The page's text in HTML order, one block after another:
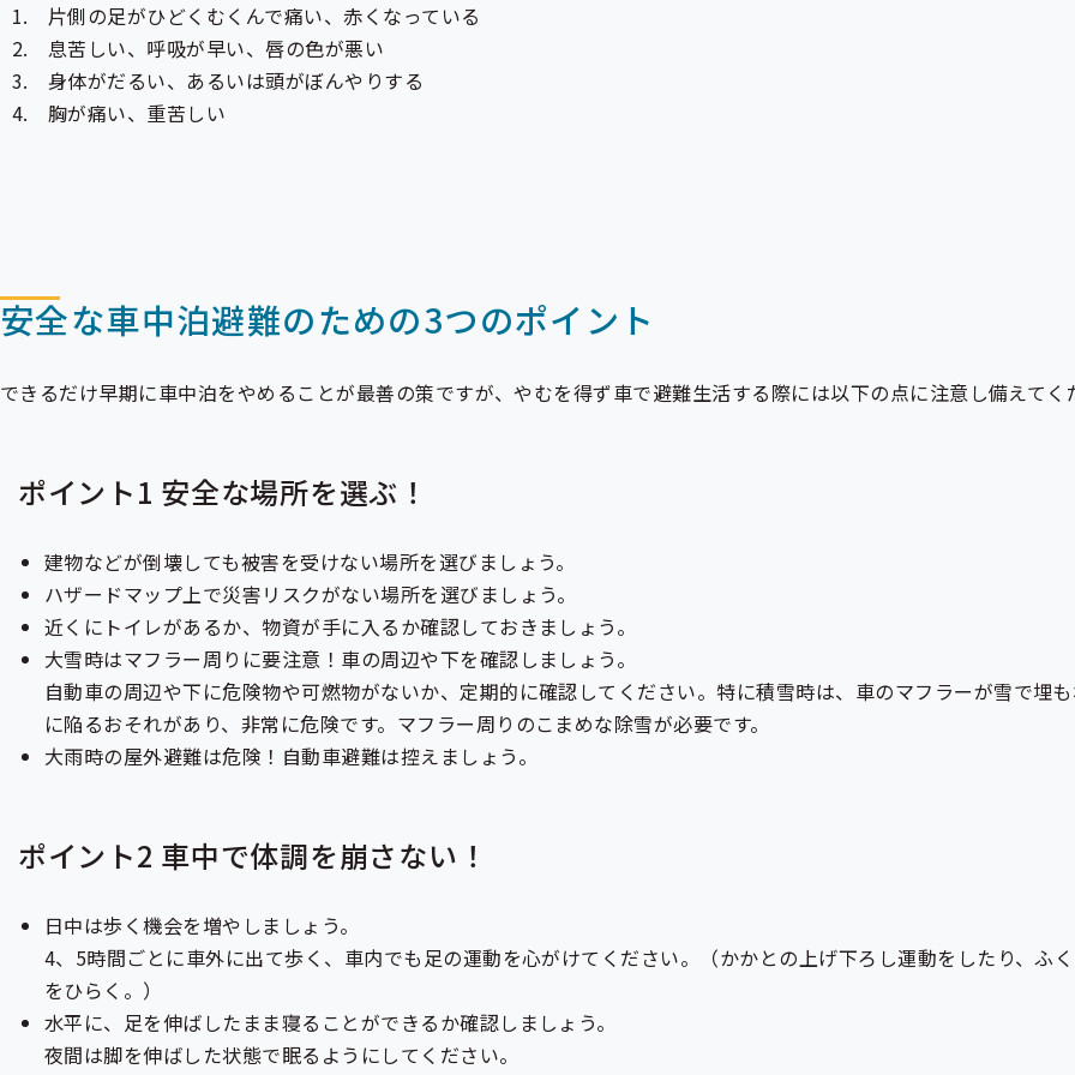
片側の足がひどくむくんで痛い、赤くなっている
息苦しい、呼吸が早い、唇の色が悪い
身体がだるい、あるいは頭がぼんやりする
胸が痛い、重苦しい
安全な車中泊避難のための3つのポイント
できるだけ早期に車中泊をやめることが最善の策ですが、やむを得ず車で避難生活する際には以下の点に注意し備えてく
ポイント1 安全な場所を選ぶ！
建物などが倒壊しても被害を受けない場所を選びましょう。
ハザードマップ上で災害リスクがない場所を選びましょう。
近くにトイレがあるか、物資が手に入るか確認しておきましょう。
大雪時はマフラー周りに要注意！車の周辺や下を確認しましょう。
自動車の周辺や下に危険物や可燃物がないか、定期的に確認してください。特に積雪時は、車のマフラーが雪で埋
に陥るおそれがあり、非常に危険です。マフラー周りのこまめな除雪が必要です。
大雨時の屋外避難は危険！自動車避難は控えましょう。
ポイント2 車中で体調を崩さない！
日中は歩く機会を増やしましょう。
4、5時間ごとに車外に出て歩く、車内でも足の運動を心がけてください。（かかとの上げ下ろし運動をしたり、ふ
をひらく。）
水平に、足を伸ばしたまま寝ることができるか確認しましょう。
夜間は脚を伸ばした状態で眠るようにしてください。